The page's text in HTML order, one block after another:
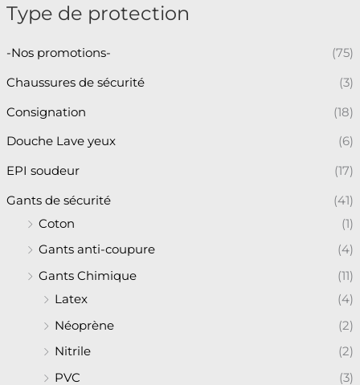
Type de protection
-Nos promotions- (75)
Chaussures de sécurité (3)
Consignation (18)
Douche Lave yeux (6)
EPI soudeur (17)
Gants de sécurité
(41)
Coton
(1)
Gants anti-coupure
(4)
Gants Chimique
(11)
Latex
(4)
Néoprène
(2)
Nitrile
(2)
PVC
(3)